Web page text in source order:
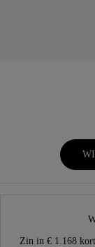
Zin in € 1.168